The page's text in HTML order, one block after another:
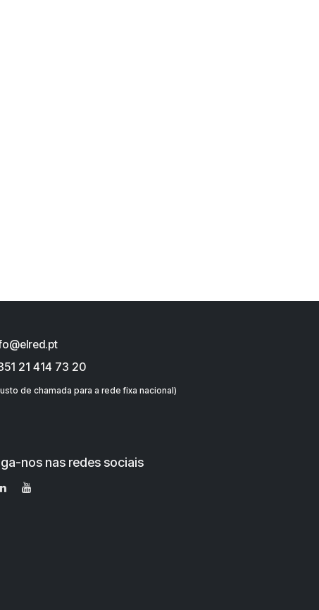
21 414 73 20
de chamada para a rede fixa nacional)
nos nas redes sociais